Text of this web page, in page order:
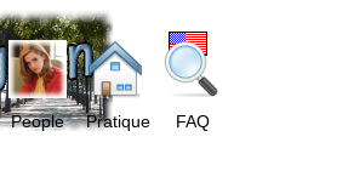
People Pratique FAQ